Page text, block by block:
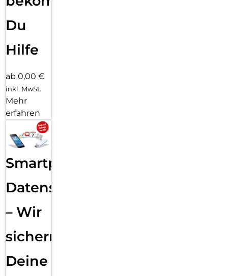
Du
Hilfe
ab 0,00 €
inkl. MwSt.
Mehr
erfahren
Smartphone
Datensicherung
– Wir
sichern
Deine